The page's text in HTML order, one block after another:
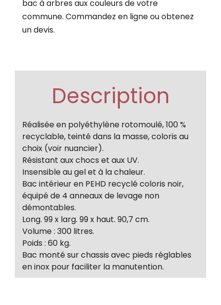
bac à arbres aux couleurs de votre
commune. Commandez en ligne ou obtenez
un devis.
Description
Réalisée en polyéthylène rotomoulé, 100 %
recyclable, teinté dans la masse, coloris au
choix (voir nuancier).
Résistant aux chocs et aux UV.
Insensible au gel et à la chaleur.
Bac intérieur en PEHD recyclé coloris noir,
équipé de 4 anneaux de levage non
démontables.
Long. 99 x larg. 99 x haut. 90,7 cm.
Volume : 300 litres.
Poids : 60 kg.
Bac monté sur chassis avec pieds réglables
en inox pour faciliter la manutention.